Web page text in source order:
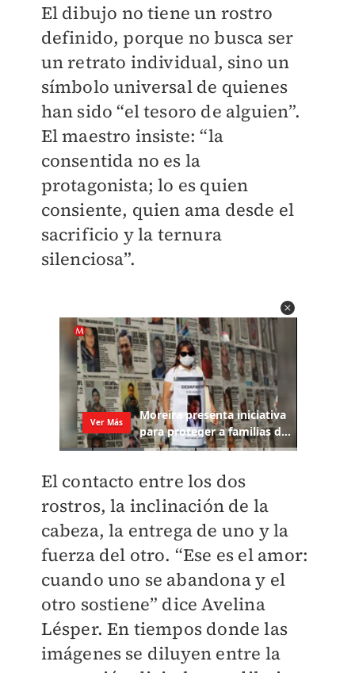
El dibujo no tiene un rostro
definido, porque no busca ser
un retrato individual, sino un
símbolo universal de quienes
han sido “el tesoro de alguien”.
El maestro insiste: “la
consentida no es la
protagonista; lo es quien
consiente, quien ama desde el
sacrificio y la ternura
silenciosa”.
El contacto entre los dos
rostros, la inclinación de la
cabeza, la entrega de uno y la
fuerza del otro. “Ese es el amor:
cuando uno se abandona y el
otro sostiene” dice Avelina
Lésper. En tiempos donde las
imágenes se diluyen entre la